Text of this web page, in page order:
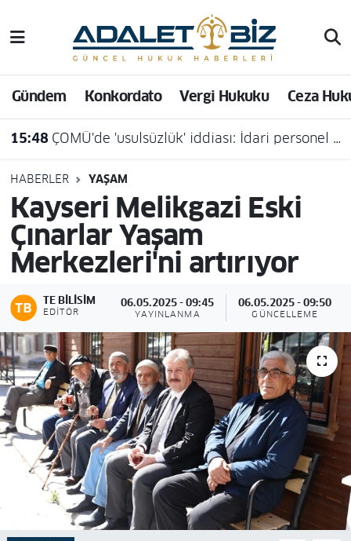
Gündem Konkordato Vergi Hukuku Ceza
15:48 ÇOMÜ'de 'usulsüzlük' iddiası: İdari personel açığa alındı
HABERLER YAŞAM
Kayseri Melikgazi Eski
Çınarlar Yaşam
Merkezleri'ni artırıyor
TE BILISIM
EDITÖR
06.05.2025 - 09:45
YAYINLANMA
06.05.2025 - 09:50
GÜNCELLEME
Hava Durumu
Trafik Durumu
Süper Lig Puan Durumu ve Fikstür
Tüm Manşetler
Son Dakika Haberleri
Haber Arşivi